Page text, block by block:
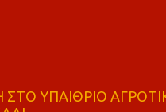
ΥΠΑΙΘΡΙΟ